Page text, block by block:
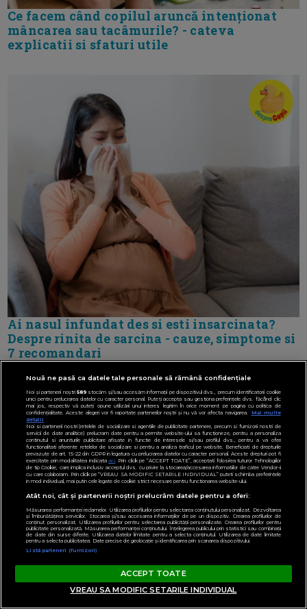
Ce facem când copilul aruncă intenționat
mâncarea sau tacâmurile? - cateva
explicatii si sfaturi utile
Ai nasul infundat des si esti insarcinata?
Despre rinita de sarcina - cauze, simptome si
7 recomandari
Nouă ne pasă ca datele tale personale să rămână confidențiale
Noi și partenerii noștri589stocăm și/sau accesăm informații pe dispozitivul dvs., precum identificatorii cookie
unici pentru prelucrarea datelor cu caracter personal. Puteți accepta sau gestiona preferințele dvs. făcând clic
mai jos, respectiv vă puteți opune utilizării unui interes legitim în orice moment pe pagina cu politica de
confidențialitate. Aceste alegeri vor fi raportate partenerilor noștri și nu vă vor afecta navigarea.
Mai multe
detalii
Noi si partenerii nostri (retelele de socializare si agentiile de publicitate partenere, precum si furnizorii nostri de
servicii de date analitice) prelucram date pentru a permite website-ului sa functioneze, pentru a personaliza
continutul si anunturile publicitare afisate in functie de interesele si/sau profilul dvs., pentru a va oferi
functionalitati aferente retelelor de socializare si pentru a analiza traficul pe website. Beneficiati de drepturile
prevazute de art. 15-22 din GDPR in legatura cu prelucrarea datelor cu caracter personal. Aceste drepturi pot fi
exercitate prin modalitatea indicataaici. Prin click pe “ACCEPT TOATE”, acceptati folosirea tuturor Tehnologiilor
de tip Cookie, care implica inclusiv acceptul dvs. cu privire la stocarea/accesarea informatiilor de catre Vendor-ii
cu care colaboram. Prin click pe “VREAU SA MODIFIC SETARILE INDIVIDUAL” puteti schimba preferintele
in mod individual, mai putin cele legate de cookie strict necesare pentru functionarea website-ului.
Atât noi, cât și partenerii noștri prelucrăm datele pentru a oferi:
Măsurarea performanței reclamelor. Utilizarea profilurilor pentru selectarea conținutului personalizat. Dezvoltarea
și îmbunătățirea serviciilor. Stocarea și/sau accesarea informațiilor de pe un dispozitiv. Crearea profilurilor de
conținut personalizat. Utilizarea profilurilor pentru selectarea publicității personalizate. Crearea profilurilor pentru
publicitate personalizată. Măsurarea performanței conținutului. Înțelegerea publicului prin statistici sau combinații
de date din surse diferite. Utilizarea datelor limitate pentru a selecta conținutul. Utilizarea de date limitate
pentru a selecta publicitatea. Date precise de geolocație și identificarea prin scanarea dispozitivului.
Listă parteneri (furnizori)
ACCEPT TOATE
VREAU SA MODIFIC SETARILE INDIVIDUAL